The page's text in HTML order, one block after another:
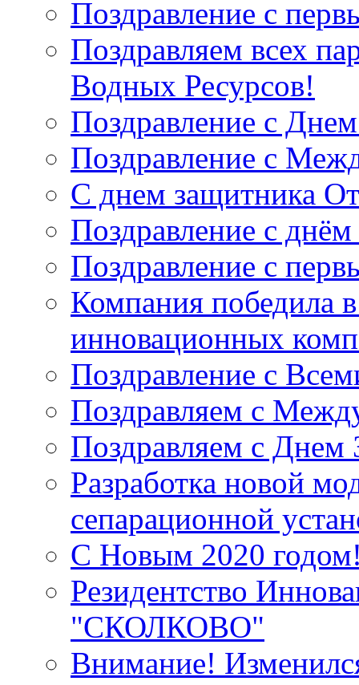
Поздравление с
Поздравляем всех
Водных Ресурсов!
Поздравление с
Поздравление с
С днем защитника
Поздравление с
Поздравление с
Компания победила
инновационных
Поздравление с
Поздравляем с
Поздравляем с Днем
Разработка новой
сепарационной
С Новым 2020
Резидентство
"СКОЛКОВО"
Внимание!